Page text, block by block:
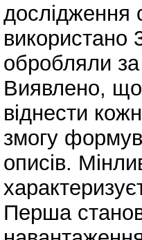
дослідження
використано
обробляли за
Виявлено, що
віднести
змогу
описів.
Перша